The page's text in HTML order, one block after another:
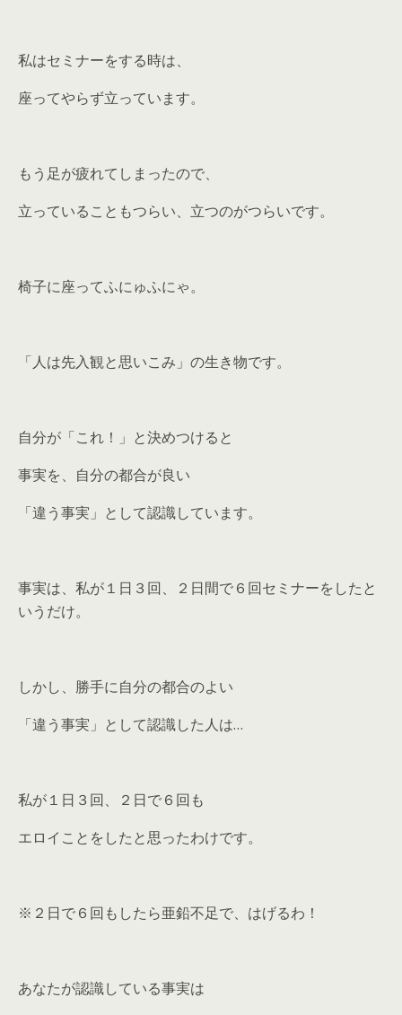
私はセミナーをする時は、
座ってやらず立っています。
もう足が疲れてしまったので、
立っていることもつらい、立つのがつらいです。
椅子に座ってふにゅふにゃ。
「人は先入観と思いこみ」の生き物です。
自分が「これ！」と決めつけると
事実を、自分の都合が良い
「違う事実」として認識しています。
事実は、私が１日３回、２日間で６回セミナーをしたと
いうだけ。
しかし、勝手に自分の都合のよい
「違う事実」として認識した人は…
私が１日３回、２日で６回も
エロイことをしたと思ったわけです。
※２日で６回もしたら亜鉛不足で、はげるわ！
あなたが認識している事実は